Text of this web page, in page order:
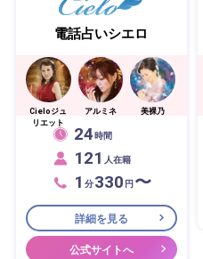
電話占いシエロ
Cieloジュ
リエット
アルミネ 美裸乃
24時間
121 人在籍
1 分330 円〜
詳細を見る
公式サイトへ